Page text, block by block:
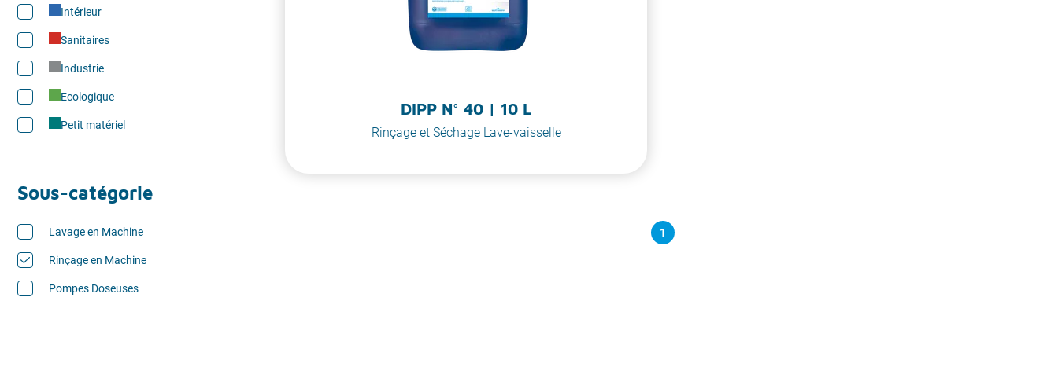
Intérieur
Sanitaires
Industrie
Ecologique
Petit matériel
Sous-catégorie
Lavage en Machine
Rinçage en Machine
Pompes Doseuses
DIPP N° 40 | 10 L
Rinçage et Séchage Lave-vaisselle
1